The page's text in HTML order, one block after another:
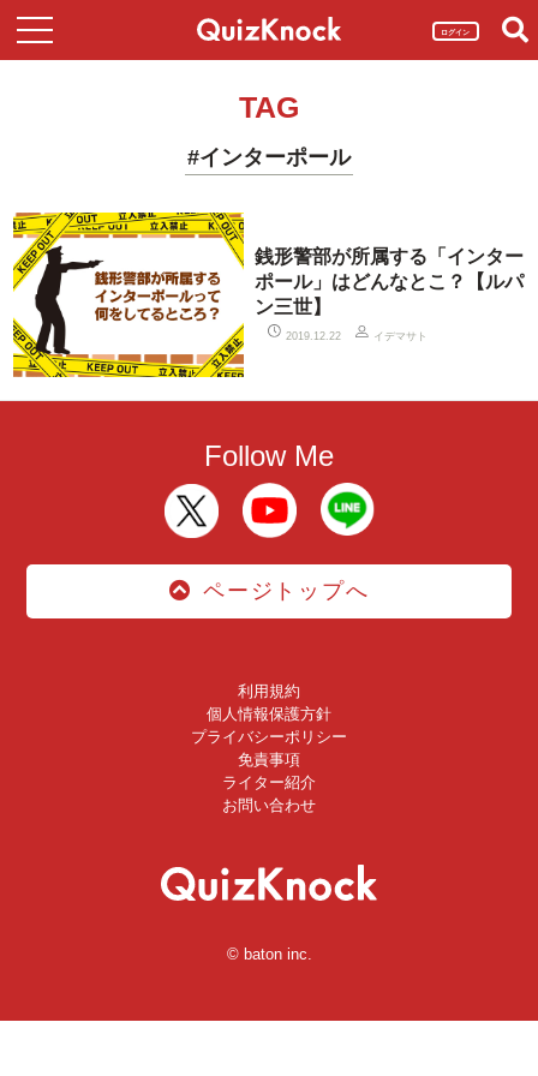
ログイン
TAG
#インターポール
銭形警部が所属する「インター
ポール」はどんなとこ？【ルパ
ン三世】
2019.12.22 イデマサト
Follow Me
ページトップへ
利用規約
個人情報保護方針
プライバシーポリシー
免責事項
ライター紹介
お問い合わせ
© baton inc.